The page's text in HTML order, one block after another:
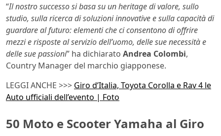
“Il nostro successo si basa su un heritage di valore, sullo
studio, sulla ricerca di soluzioni innovative e sulla capacità di
guardare al futuro: elementi che ci consentono di offrire
mezzi e risposte al servizio dell’uomo, delle sue necessità e
delle sue passioni” ha dichiarato Andrea Colombi,
Country Manager del marchio giapponese.
LEGGI ANCHE >>> Giro d’Italia, Toyota Corolla e Rav 4 le
Auto ufficiali dell’evento | Foto
50 Moto e Scooter Yamaha al Giro